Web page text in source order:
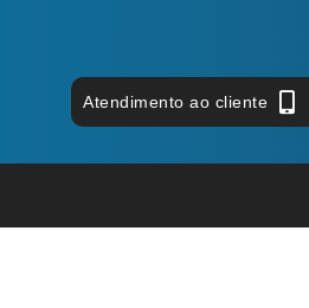
Atendimento ao cliente